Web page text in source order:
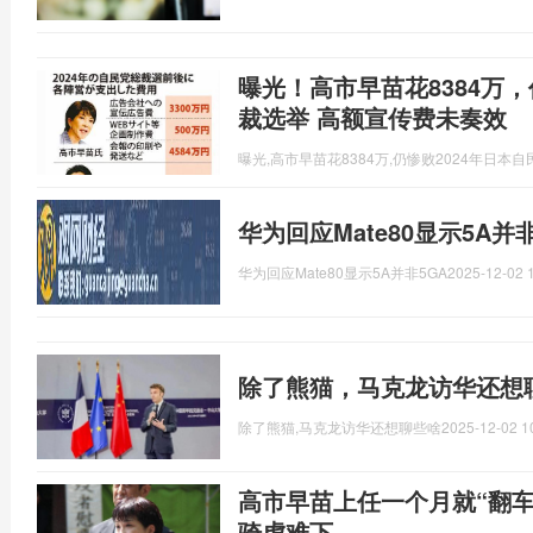
曝光！高市早苗花8384万
裁选举 高额宣传费未奏效
曝光,高市早苗花8384万,仍惨败2024年日本自
华为回应Mate80显示5A并
华为回应Mate80显示5A并非5GA2025-12-02
除了熊猫，马克龙访华还
除了熊猫,马克龙访华还想聊些啥2025-12-02
高市早苗上任一个月就“翻